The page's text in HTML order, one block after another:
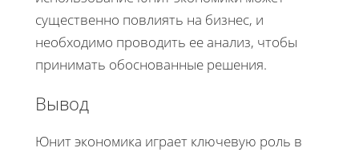
существенно повлиять на бизнес, и
необходимо проводить ее анализ, чтобы
принимать обоснованные решения.
Вывод
Юнит экономика играет ключевую роль в